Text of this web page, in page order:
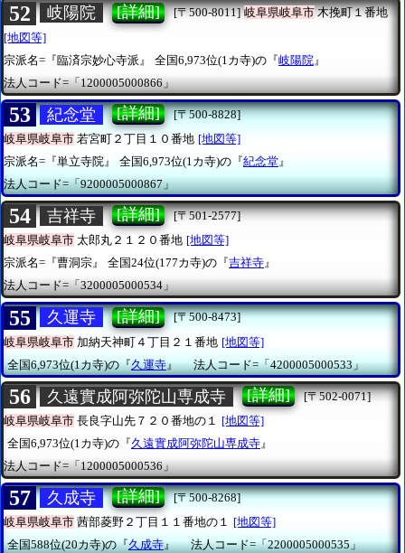
52 岐陽院 [詳細] [〒500-8011] 岐阜県岐阜市木挽町１番地
[地図等]
宗派名=『臨済宗妙心寺派』
全国6,973位(1カ寺)の『岐陽院 』
法人コード=「1200005000866」
53 紀念堂 [詳細]
[〒500-8828]
岐阜県岐阜市 若宮町２丁目１０番地 [地図等]
宗派名=『単立寺院』
全国6,973位(1カ寺)の『紀念堂』
法人コード=「9200005000867」
54 吉祥寺 [詳細]
[〒501-2577]
岐阜県岐阜市 太郎丸２１２０番地 [地図等]
宗派名=『曹洞宗』
全国24位(177カ寺)の『吉祥寺』
法人コード=「3200005000534」
55 久運寺 [詳細]
[〒500-8473]
岐阜県岐阜市 加納天神町４丁目２１番地 [地図等]
全国6,973位(1カ寺)の『久運寺』 法人コード=「4200005000533」
56 久遠實成阿弥陀山専成寺 [詳細]
[〒502-0071]
岐阜県岐阜市 長良字山先７２０番地の１ [地図等]
全国6,973位(1カ寺)の『久遠實成阿弥陀山専成寺』
法人コード=「1200005000536」
57 久成寺 [詳細]
[〒500-8268]
岐阜県岐阜市 茜部菱野２丁目１１番地の１ [地図等]
全国588位(20カ寺)の『久成寺』 法人コード=「2200005000535」